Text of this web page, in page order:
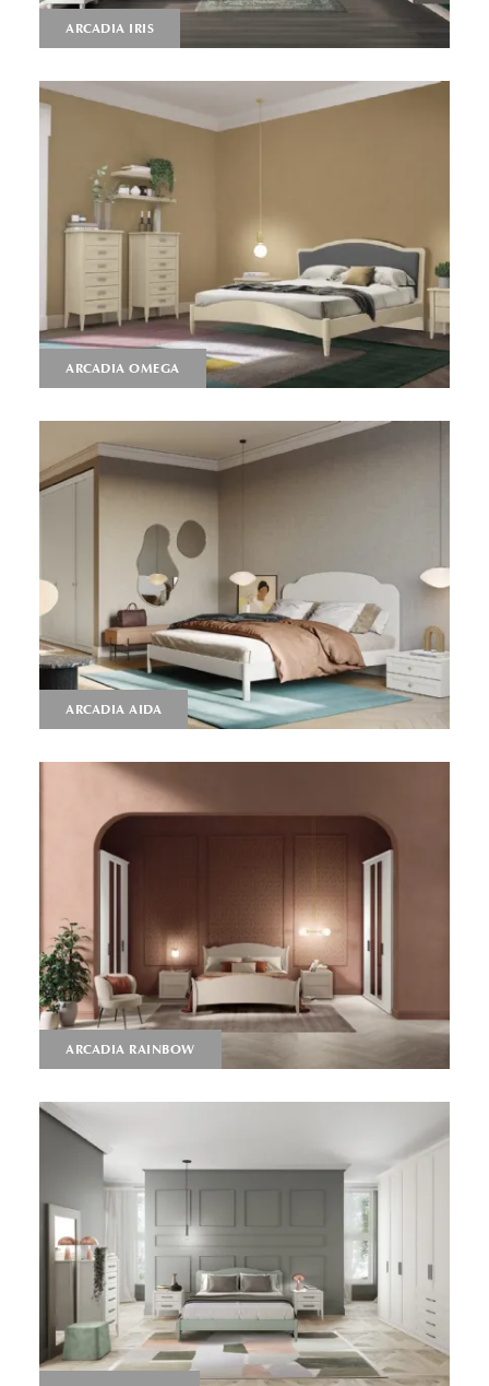
ARCADIA IRIS
ARCADIA OMEGA
ARCADIA AIDA
ARCADIA RAINBOW